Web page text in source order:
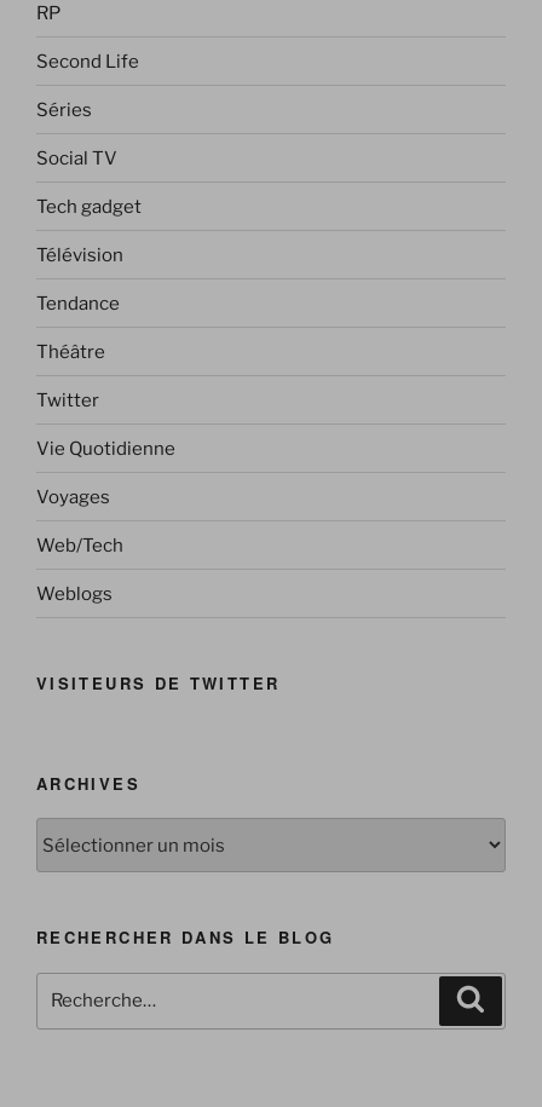
RP
Second Life
Séries
Social TV
Tech gadget
Télévision
Tendance
Théâtre
Twitter
Vie Quotidienne
Voyages
Web/Tech
Weblogs
VISITEURS DE TWITTER
ARCHIVES
Archives
RECHERCHER DANS LE BLOG
pour